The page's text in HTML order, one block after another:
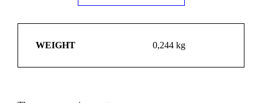
WEIGHT 0,244 kg